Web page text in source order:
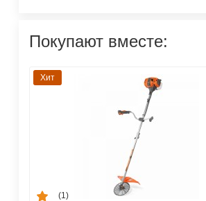
Покупают вместе:
Хит
(1)